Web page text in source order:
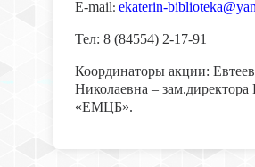
E-mail: ekaterin-
Тел: 8 (84554) 2-17-91
Координаторы акции:
Николаевна –
«ЕМЦБ».